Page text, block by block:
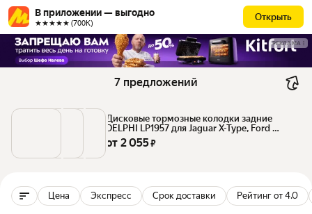
В приложении — выгодно
★★★★★ (700К)
Открыть
РЕКЛАМА
7 предложений
Дисковые тормозные колодки задние
DELPHI LP1957 для Jaguar X-Type, Ford
Mondeo, Proton Gen-2 (4 шт.)
от 2 055 ₽
Цена Экспресс Срок доставки Рейтинг от 4.0